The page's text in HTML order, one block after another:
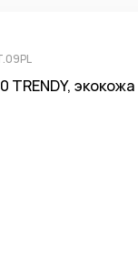
TRENDY, экокожа